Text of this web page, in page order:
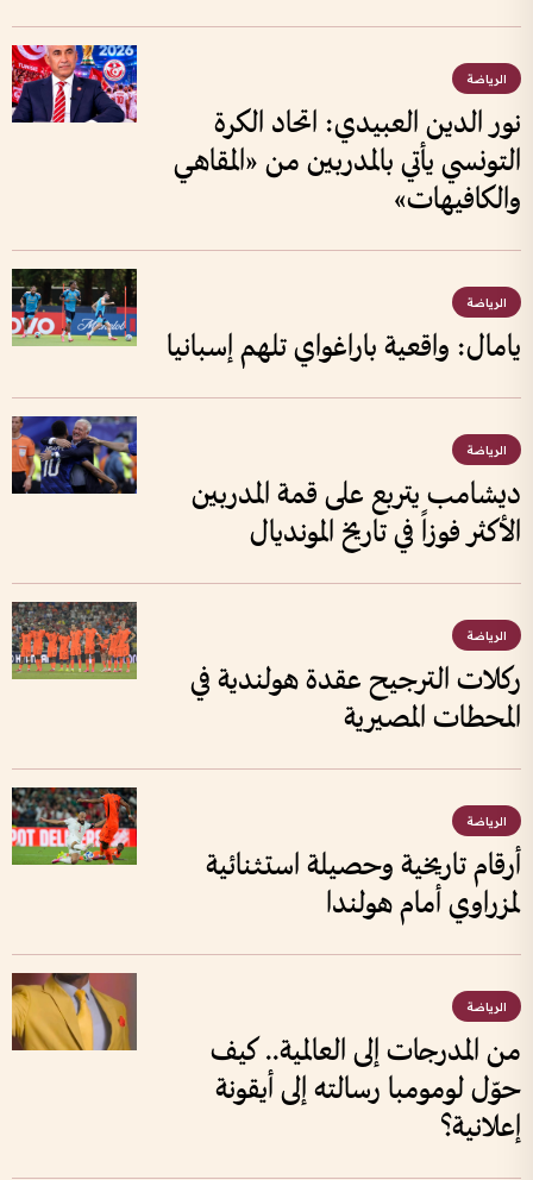
الرياضة
نور الدين العبيدي: اتحاد الكرة
التونسي يأتي بالمدربين من «المقاهي
والكافيهات»
الرياضة
يامال: واقعية باراغواي تلهم إسبانيا
الرياضة
ديشامب يتربع على قمة المدربين
الأكثر فوزاً في تاريخ المونديال
الرياضة
ركلات الترجيح عقدة هولندية في
المحطات المصيرية
الرياضة
أرقام تاريخية وحصيلة استثنائية
لمزراوي أمام هولندا
الرياضة
من المدرجات إلى العالمية.. كيف
حوّل لومومبا رسالته إلى أيقونة
إعلانية؟